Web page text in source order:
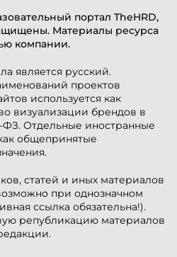
портал TheHRD,
Материалы ресурса
компании.
является русский.
проектов
используется как
визуализации брендов в
Отдельные иностранные
общепринятые
статей и иных материалов
при однозначном
ссылка обязательна!).
републикацию материалов